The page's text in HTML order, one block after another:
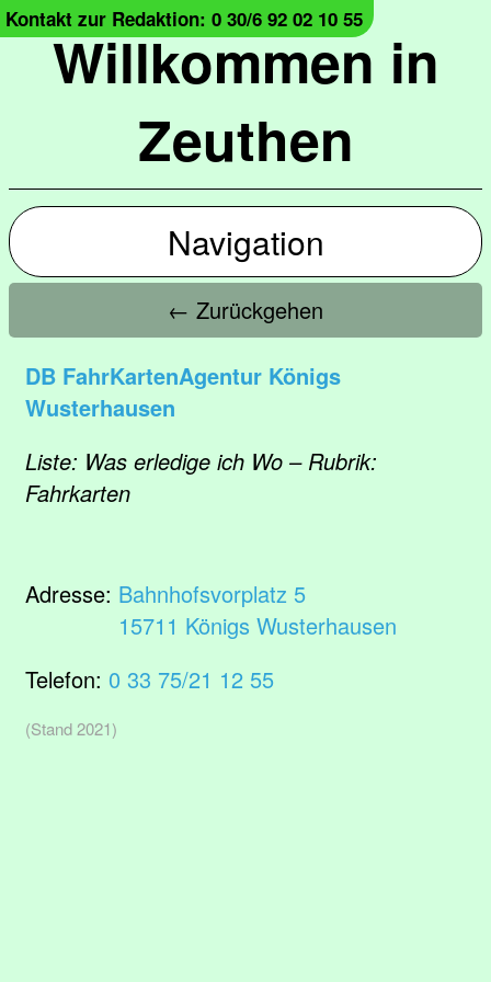
Willkommen in
Zeuthen
Kontakt zur Redaktion: 0 30/6 92 02 10 55
Navigation
← Zurückgehen
DB FahrKartenAgentur Königs
Wusterhausen
Liste: Was erledige ich Wo – Rubrik:
Fahrkarten
Adresse: Bahnhofsvorplatz 5
15711 Königs Wusterhausen
Telefon: 0 33 75/21 12 55
(Stand 2021)